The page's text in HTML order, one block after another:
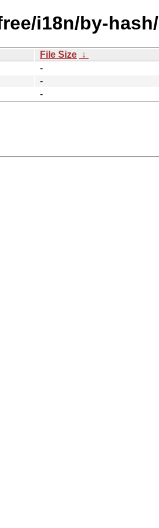
i18n/by-hash/
File Size ↓
-
-
-